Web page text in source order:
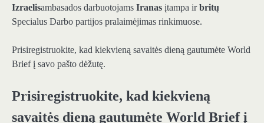
Izraelisambasados ​​darbuotojams Iranas įtampa irbritų
Specialus Darbo partijos pralaimėjimas rinkimuose.
Prisiregistruokite, kad kiekvieną savaitės dieną gautumėte World
Brief į savo pašto dėžutę.
Prisiregistruokite, kad kiekvieną
savaitės dieną gautumėte World Brief į